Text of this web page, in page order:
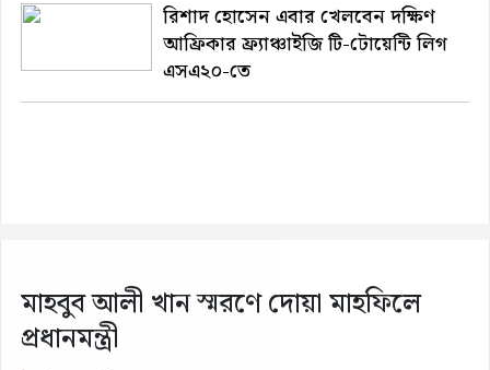
রিশাদ হোসেন এবার খেলবেন দক্ষিণ
আফ্রিকার ফ্র্যাঞ্চাইজি টি-টোয়েন্টি লিগ
এসএ২০-তে
মাহবুব আলী খান স্মরণে দোয়া মাহফিলে
প্রধানমন্ত্রী